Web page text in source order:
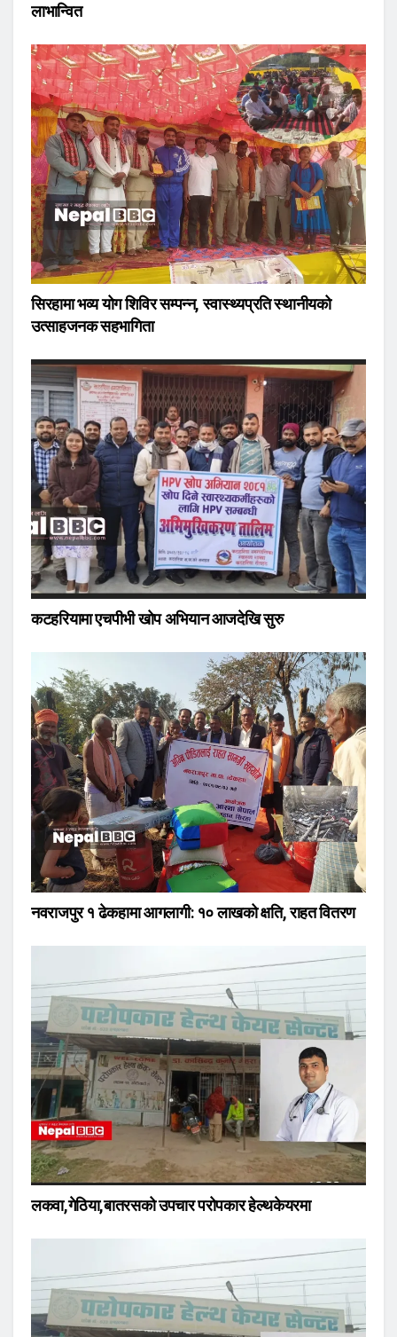
लाभान्वित
सिरहामा भव्य योग शिविर सम्पन्न, स्वास्थ्यप्रति स्थानीयको
उत्साहजनक सहभागिता
कटहरियामा एचपीभी खोप अभियान आजदेखि सुरु
नवराजपुर १ ढेकहामा आगलागी: १० लाखको क्षति, राहत वितरण
लकवा,गेठिया,बातरसको उपचार परोपकार हेल्थकेयरमा